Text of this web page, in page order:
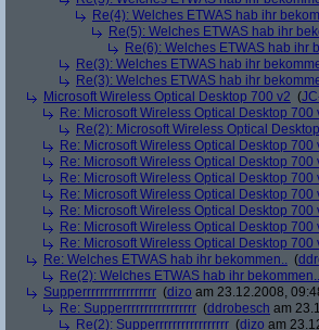
Re(4): Welches ETWAS hab ihr
Re(5): Welches ETWAS hab ihr
Re(6): Welches ETWAS hab ihr
Re(3): Welches ETWAS hab ihr
Re(3): Welches ETWAS hab ihr
Microsoft Wireless Optical Desktop 700 v2 (
Re: Microsoft Wireless Optical Desktop 700
Re(2): Microsoft Wireless Optical
Re: Microsoft Wireless Optical Desktop 700
Re: Microsoft Wireless Optical Desktop 700
Re: Microsoft Wireless Optical Desktop 700
Re: Microsoft Wireless Optical Desktop 700
Re: Microsoft Wireless Optical Desktop 700
Re: Microsoft Wireless Optical Desktop 700
Re: Microsoft Wireless Optical Desktop 700
Re: Welches ETWAS hab ihr bekommen.. (
Re(2): Welches ETWAS hab ihr bekommen..
Supperrrrrrrrrrrrrrrrr (dizo am 23.12.2008,
Re: Supperrrrrrrrrrrrrrrrr (ddrobesch am
Re(2): Supperrrrrrrrrrrrrrrrr (dizo am